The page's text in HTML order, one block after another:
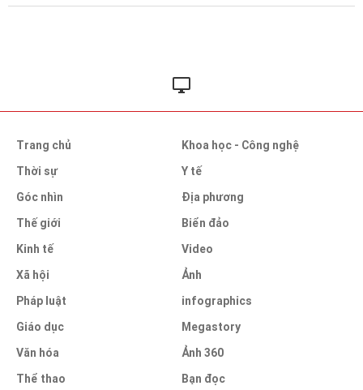
Trang chủ
Thời sự
Góc nhìn
Thế giới
Kinh tế
Xã hội
Pháp luật
Giáo dục
Văn hóa
Thể thao
Khoa học - Công nghệ
Y tế
Địa phương
Biển đảo
Video
Ảnh
infographics
Megastory
Ảnh 360
Bạn đọc